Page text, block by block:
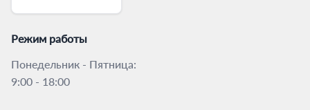
Режим работы
Понедельник - Пятница:
9:00 - 18:00